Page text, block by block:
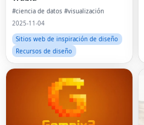
#ciencia de datos #visualización
2025-11-04
Sitios web de inspiración de diseño
Recursos de diseño